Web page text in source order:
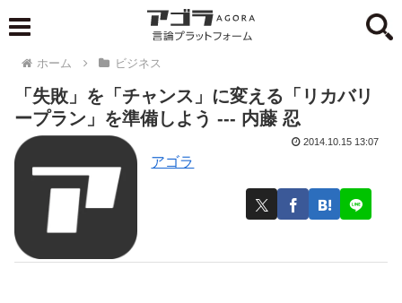
ホーム ビジネス
「失敗」を「チャンス」に変える「リカバリ
ープラン」を準備しよう --- 内藤 忍
アゴラ
2014.10.15 13:07